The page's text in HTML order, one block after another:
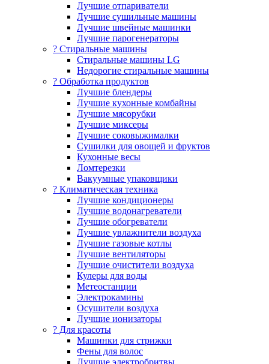
Лучшие отпариватели
Лучшие сушильные машины
Лучшие швейные машинки
Лучшие парогенераторы
? Стиральные машины
Стиральные машины LG
Недорогие стиральные машины
? Обработка продуктов
Лучшие блендеры
Лучшие кухонные комбайны
Лучшие мясорубки
Лучшие миксеры
Лучшие соковыжималки
Сушилки для овощей и фруктов
Кухонные весы
Ломтерезки
Вакуумные упаковщики
?️ Климатическая техника
Лучшие кондиционеры
Лучшие водонагреватели
Лучшие обогреватели
Лучшие увлажнители воздуха
Лучшие газовые котлы
Лучшие вентиляторы
Лучшие очистители воздуха
Кулеры для воды
Метеостанции
Электрокамины
Осушители воздуха
Лучшие ионизаторы
? Для красоты
Машинки для стрижки
Фены для волос
Лучшие электробритвы